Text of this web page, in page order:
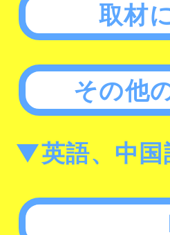
取材
その他
▼英語、中国